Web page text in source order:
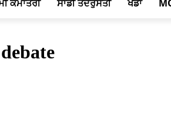
ਕੌਮਾਂਤਰੀ ਸਾਡੀ ਤੰਦਰੁਸਤੀ ਖੇਡਾਂ